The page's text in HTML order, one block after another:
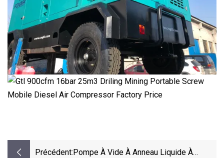
Précédent:Pompe À Vide À Anneau Liquide À